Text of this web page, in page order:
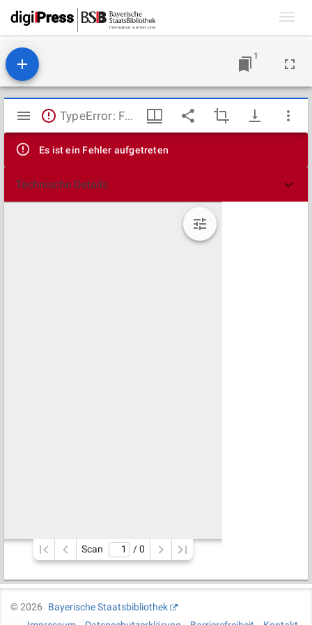
1
Mirador
Viewer
TypeError: Failed to fetch
Es ist ein Fehler aufgetreten
Technische Details
Scan / 0
©2026
Bayerische Staatsbibliothek